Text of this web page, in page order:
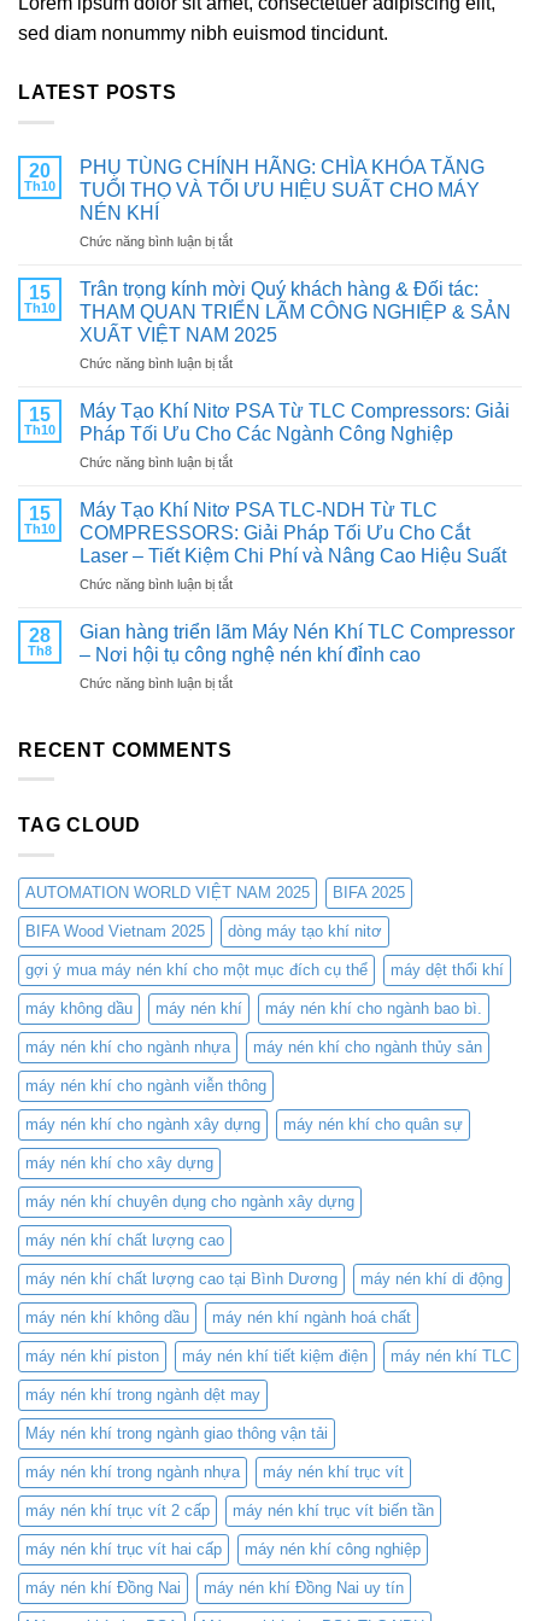
sed diam nonummy nibh euismod tincidunt.
LATEST POSTS
20
Th10
PHỤ TÙNG CHÍNH HÃNG: CHÌA KHÓA TĂNG
TUỔI THỌ VÀ TỐI ƯU HIỆU SUẤT CHO MÁY
NÉN KHÍ
Chức năng bình luận bị tắtở
TÙNG
CHÍNH
HÃNG:
CHÌA
KHÓA
TUỔI
THỌ
VÀ
TỐI
HIỆU
SUẤT
CHO
NÉN
15
Th10
Trân trọng kính mời Quý khách hàng & Đối tác:
THAM QUAN TRIỂN LÃM CÔNG NGHIỆP & SẢN
XUẤT VIỆT NAM 2025
Chức năng bình luận bị tắtở
trọng
kính
mời
Quý
hàng
&
Đối
tác:
THAM
TRIỂN
LÃM
CÔNG
NGHIỆP
15
Th10
Máy Tạo Khí Nitơ PSA Từ TLC Compressors: Giải
Pháp Tối Ưu Cho Các Ngành Công Nghiệp
Chức năng bình luận bị tắtở
Tạo
Khí
Nitơ
PSA
Từ
Compressors:
Pháp
Tối
15
Th10
Máy Tạo Khí Nitơ PSA TLC-NDH Từ TLC
COMPRESSORS: Giải Pháp Tối Ưu Cho Cắt
Laser – Tiết Kiệm Chi Phí và Nâng Cao Hiệu Suất
Chức năng bình luận bị tắtở
Tạo
Nitơ
PSA
Cho
Cắt
Laser
–
Tiết
Kiệm
Chi
Phí
Nâng
Cao
Hiệu
Suất
28
Th8
Gian hàng triển lãm Máy Nén Khí TLC Compressor
– Nơi hội tụ công nghệ nén khí đỉnh cao
Chức năng bình luận bị tắtở
–
Nơi
hội
tụ
công
nghệ
nén
khí
đỉnh
cao
RECENT COMMENTS
TAG CLOUD
AUTOMATION WORLD VIỆT NAM 2025 BIFA 2025
BIFA Wood Vietnam 2025 dòng máy tạo khí nitơ
gợi ý mua máy nén khí cho một mục đích cụ thể máy dệt thổi khí
máy không dầu máy nén khí máy nén khí cho ngành bao bì.
máy nén khí cho ngành nhựa máy nén khí cho ngành thủy sản
máy nén khí cho ngành viễn thông
máy nén khí cho ngành xây dựng máy nén khí cho quân sự
máy nén khí cho xây dựng
máy nén khí chuyên dụng cho ngành xây dựng
máy nén khí chất lượng cao
máy nén khí chất lượng cao tại Bình Dương máy nén khí di động
máy nén khí không dầu máy nén khí ngành hoá chất
máy nén khí piston máy nén khí tiết kiệm điện máy nén khí TLC
máy nén khí trong ngành dệt may
Máy nén khí trong ngành giao thông vận tải
máy nén khí trong ngành nhựa máy nén khí trục vít
máy nén khí trục vít 2 cấp máy nén khí trục vít biến tần
máy nén khí trục vít hai cấp máy nén khí công nghiệp
máy nén khí Đồng Nai máy nén khí Đồng Nai uy tín